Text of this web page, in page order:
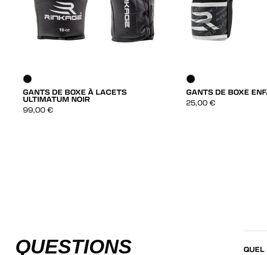
DÉCOUVRIR
GANTS DE BOXE À LACETS
ULTIMATUM NOIR
99,00 €
GANTS DE BOXE
25,00 €
QUESTIONS
QUEL